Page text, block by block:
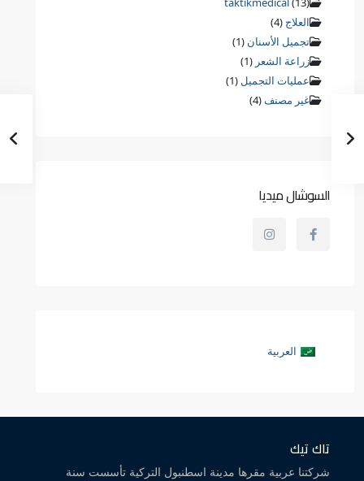
العلاج (4)
تجميل الأسنان (1)
زراعة الشعر (1)
عمليات التجميل (1)
غير مصنف(4)
السوشال ميديا
العربية
تاك تيك
شركتنا عربية مقرها مدينة اسطنبول التركية تأسست سنة